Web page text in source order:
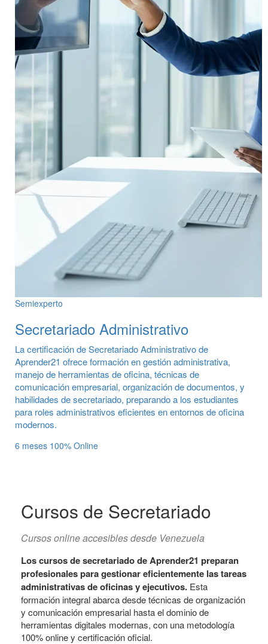
Semiexperto
Secretariado Administrativo
La certificación de Secretariado Administrativo de
Aprender21 ofrece formación en gestión administrativa,
manejo de herramientas de oficina, técnicas de
comunicación empresarial, organización de documentos, y
habilidades de secretariado, preparando a los estudiantes
para roles administrativos eficientes en entornos de oficina
modernos.
6 meses 100% Online
Cursos de Secretariado
Cursos online accesibles desde Venezuela
Los cursos de secretariado de Aprender21 preparan
profesionales para gestionar eficientemente las tareas
administrativas de oficinas y ejecutivos. Esta
formación integral abarca desde técnicas de organización
y comunicación empresarial hasta el dominio de
herramientas digitales modernas, con una metodología
100% online y certificación oficial.